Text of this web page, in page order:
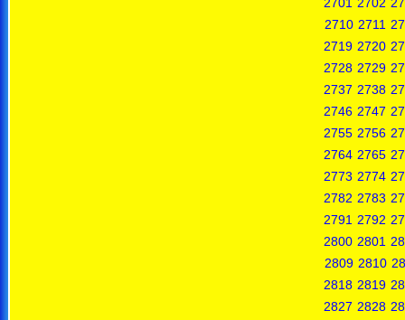
2710 2711
2719 2720
2728 2729
2737 2738
2746 2747
2755 2756
2764 2765
2773 2774
2782 2783
2791 2792
2800 2801
2809 2810
2818 2819
2827 2828